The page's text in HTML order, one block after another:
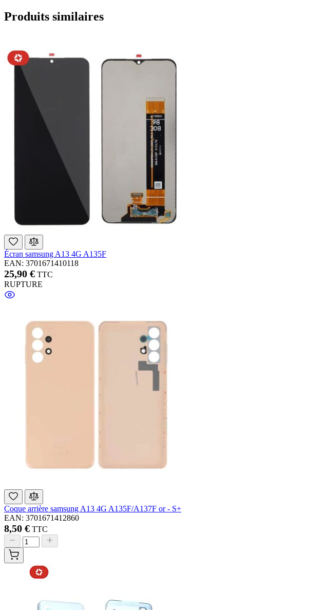
Produits similaires
Écran samsung A13 4G A135F
EAN: 3701671410118
25,90 € TTC
RUPTURE
Coque arrière samsung A13 4G A135F/A137F or - S+
EAN: 3701671412860
8,50 € TTC